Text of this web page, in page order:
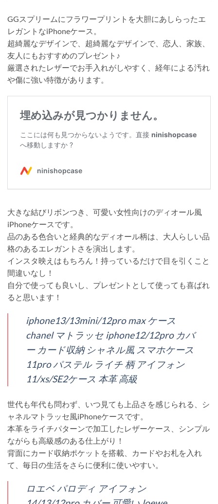
GGスプリームにフラワープリントを大胆にあしらったエ
レガントなiPhoneケース。
超綺麗なデザインで、超綺麗なデザインで、恋人、家族、
友人にもおすすめのプレゼント♪
厳選されたレザーでお手入れがしやすく、経年による汚れ
や傷に強い特徴があります。
大きな結びリボンつき、可愛い女性向けのディオール風
iPhoneケースです。
品のある色合いと経典的なディオール柄は、大人らしい品
格のあるエレガントさを演出します。
インスタ映えはもちろん！持っているだけで目を引くこと
間違いなし！
自分で使っても良いし、プレゼントとして使っても喜ばれ
ると思います！
iphone13/13mini/12pro max ケース
chanel マトラッセ iphone12/12pro カバ
ー カード収納 シャネル風 スマホケース
11pro パステル ライチ 柄 アイフォン
11/xs/SE2ケース 本革 高級
世代も年代も問わず、いつ見ても上品さを感じられる、シ
ャネルマトラッセ風iPhoneケースです。
本革をライチパターンで加工したレザーケース、シンプル
ながらも高級感のある仕上がり！
背面にカード収納ポケットを搭載、カードやお札を入れ
て、毎日の生活をさらに便利に使いやすい。
ロエベ パロディ アイフォン